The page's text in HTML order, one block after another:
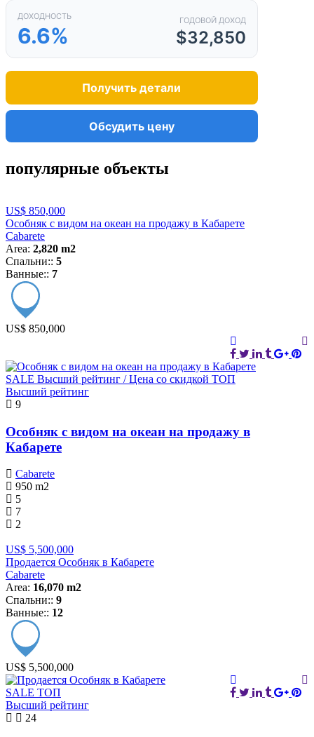
ДОХОДНОСТЬ
6.6%
ГОДОВОЙ ДОХОД
$32,850
Получить детали
Обсудить цену
популярные объекты
US$ 850,000
Особняк с видом на океан на продажу в Кабарете
Cabarete
Area: 2,820 m2
Спальни:: 5
Ванные:: 7
US$ 850,000
SALE Высший рейтинг / Цена со скидкой ТОП
Высший рейтинг
9
Особняк с видом на океан на продажу в
Кабарете
Cabarete
950 m2
5
7
2
US$ 5,500,000
Продается Особняк в Кабарете
Cabarete
Area: 16,070 m2
Спальни:: 9
Ванные:: 12
US$ 5,500,000
SALE ТОП
Высший рейтинг
24